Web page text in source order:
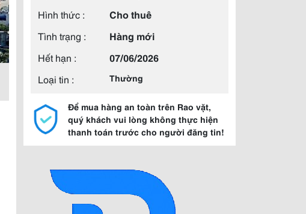
Hình thức :
Cho thuê
Tình trạng :
Hàng mới
Hết hạn :
07/06/2026
Loại tin :
Thường
Để mua hàng an toàn trên Rao vặt,
quý khách vui lòng không thực hiện
thanh toán trước cho người đăng tin!